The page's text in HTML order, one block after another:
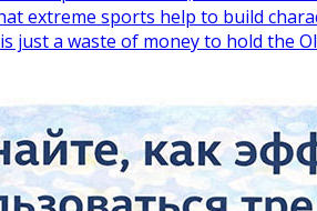
extreme sports help to build
just a waste of money to hold the
или
За полгода
уверенного
выражения
методах